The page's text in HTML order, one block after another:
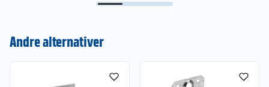
Andre alternativer
Om oss
Kontakt oss